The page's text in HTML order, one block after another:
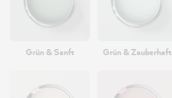
Grün & Sanft Grün & Zauberhaft